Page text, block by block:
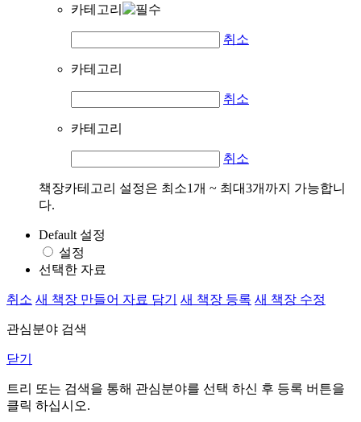
카테고리
취소
카테고리
취소
카테고리
취소
책장카테고리 설정은 최소1개 ~ 최대3개까지 가능합니
다.
Default 설정
설정
선택한 자료
취소 새 책장 만들어 자료 담기 새 책장 등록 새 책장 수정
관심분야 검색
닫기
트리 또는 검색을 통해 관심분야를 선택 하신 후 등록 버튼을
클릭 하십시오.